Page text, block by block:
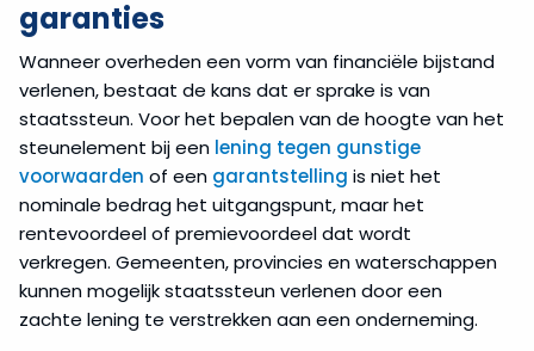
garanties
Wanneer overheden een vorm van financiële bijstand
verlenen, bestaat de kans dat er sprake is van
staatssteun. Voor het bepalen van de hoogte van het
steunelement bij een lening tegen gunstige
voorwaarden of een garantstelling is niet het
nominale bedrag het uitgangspunt, maar het
rentevoordeel of premievoordeel dat wordt
verkregen. Gemeenten, provincies en waterschappen
kunnen mogelijk staatssteun verlenen door een
zachte lening te verstrekken aan een onderneming.